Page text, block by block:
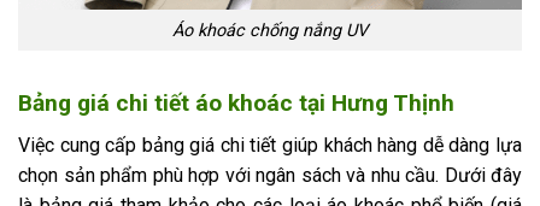
Áo khoác chống nắng UV
Bảng giá chi tiết áo khoác tại Hưng Thịnh
Việc cung cấp bảng giá chi tiết giúp khách hàng dễ dàng lựa
chọn sản phẩm phù hợp với ngân sách và nhu cầu. Dưới đây